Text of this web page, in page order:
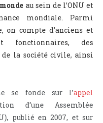
au sein de l’ONU et
mondiale. Parmi
on compte d’anciens et
fonctionnaires, des
de la société civile, ainsi
se fonde sur l’appel
d’une Assemblée
publié en 2007, et sur